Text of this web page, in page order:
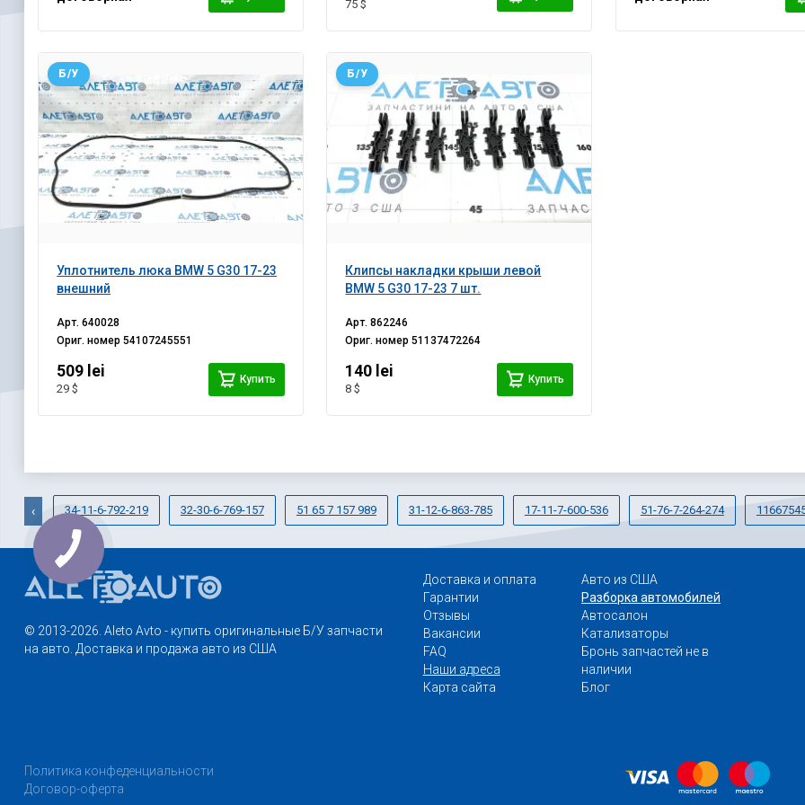
75 $
Уплотнитель люка BMW 5 G30 17-23
внешний
Б/У
Арт.640028
Ориг. номер54107245551
509 lei
29 $
Купить
Клипсы накладки крыши левой
BMW 5 G30 17-23 7 шт.
Б/У
Арт.862246
Ориг. номер51137472264
140 lei
8 $
Купить
34-11-6-792-219 32-30-6-769-157 51 65 7 157 989 31-12-6-863-785 17-11-7-600-536 51-76-7-264-274
‹
© 2013-2026. Aleto Avto - купить оригинальные Б/У запчасти
на авто. Доставка и продажа авто из США
Доставка и оплата
Гарантии
Отзывы
Вакансии
FAQ
Наши адреса
Карта сайта
Авто из США
Разборка автомобилей
Автосалон
Катализаторы
Бронь запчастей не в
наличии
Блог
Политика конфеденциальности
Договор-оферта